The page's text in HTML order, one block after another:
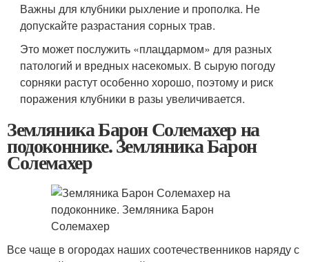
Важны для клубники рыхление и прополка. Не
допускайте разрастания сорных трав.
Это может послужить «плацдармом» для разных
патологий и вредных насекомых. В сырую погоду
сорняки растут особенно хорошо, поэтому и риск
поражения клубники в разы увеличивается.
Земляника Барон Солемахер на
подоконнике. Земляника Барон
Солемахер
Все чаще в огородах наших соотечественников наряду с